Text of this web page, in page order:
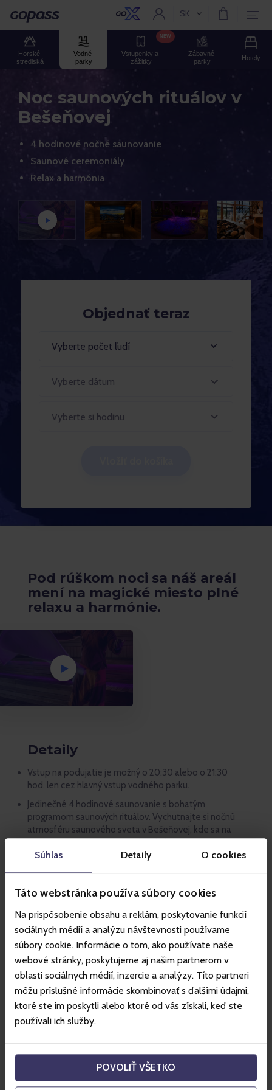
Súhlas Detaily O cookies
Táto webstránka používa súbory cookies
Na prispôsobenie obsahu a reklám, poskytovanie funkcií
sociálnych médií a analýzu návštevnosti používame
súbory cookie. Informácie o tom, ako používate naše
webové stránky, poskytujeme aj našim partnerom v
oblasti sociálnych médií, inzercie a analýzy. Títo partneri
môžu príslušné informácie skombinovať s ďalšími údajmi,
ktoré ste im poskytli alebo ktoré od vás získali, keď ste
používali ich služby.
POVOLIŤ VŠETKO
Gopass Aktuální jazyk:
SK
Horské
strediská
Vodné
parky
Vstupenky a
zážitky
NEW
Zábavné
parky
Hotely
Noc saunových rituálov v
Bešeňovej
4 hodinové nočné saunovanie
Saunové ceremoniály
Relax a harmónia
Objednať teraz
Vyberte počet ľudí
Vyberte si hodinu
Pod rúškom noci sa náš areál
mení na magické miesto plné
relaxu a harmónie.
Detaily
Vstup na podujatie je možný o 20:30 alebo o 21:30
hod. len cez hlavný vstup vodného parku.
Jedinečné 4 hodinové saunovanie s bohatým
programom saunových rituálov. Vychutnajte si nočnú
atmosféru saunového sveta v Bešeňovej, kde sa na
Vás tešia naši saunamasteri, ktorí vám pripravia
jedinečnú show počas každého saunového rituálu.
Saunové ceremoniály budú prebiehať v saune Saunový
dóm, v saune Chopok a peelingy v Soľnej saune
Svitanie.
Doprajte svojmu telu, mysli i duši odpočinok, ktorý si
zaslúžite.
Skutočný relax zažijete aj s doprovodom aromatických
a zvukových elementov.
K dispozícii občerstvenie - rôzne druhy mini pečiva a
ovocie.
Vstup na podujatie je možný len pre osoby nad 18
rokov.
Zmena programu vyhradená. Viac informácií na: